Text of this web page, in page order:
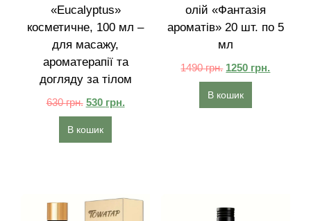
«Eucalyptus»
косметичне, 100 мл –
для масажу,
ароматерапії та
догляду за тілом
630грн. 530 грн.
В кошик
олій «Фантазія
ароматів» 20 шт. по 5
мл
1490грн. 1250 грн.
В кошик